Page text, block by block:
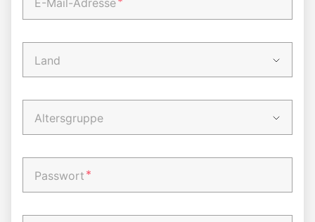
E-Mail-Adresse
Land
Altersgruppe
Passwort *